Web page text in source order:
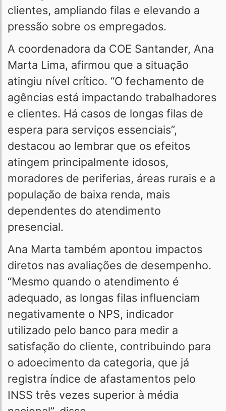
clientes, ampliando filas e elevando a
pressão sobre os empregados.
A coordenadora da COE Santander, Ana
Marta Lima, afirmou que a situação
atingiu nível crítico. “O fechamento de
agências está impactando trabalhadores
e clientes. Há casos de longas filas de
espera para serviços essenciais”,
destacou ao lembrar que os efeitos
atingem principalmente idosos,
moradores de periferias, áreas rurais e a
população de baixa renda, mais
dependentes do atendimento
presencial.
Ana Marta também apontou impactos
diretos nas avaliações de desempenho.
“Mesmo quando o atendimento é
adequado, as longas filas influenciam
negativamente o NPS, indicador
utilizado pelo banco para medir a
satisfação do cliente, contribuindo para
o adoecimento da categoria, que já
registra índice de afastamentos pelo
INSS três vezes superior à média